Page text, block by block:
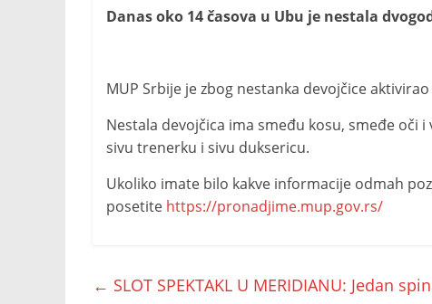
Danas oko 14 časova u Ubu je nestala
MUP Srbije je zbog nestanka devojčice
Nestala devojčica ima smeđu kosu, smeđe oči
sivu trenerku i sivu duksericu.
Ukoliko imate bilo kakve informacije odmah
posetite https://pronadjime.mup.gov.rs/
← SLOT SPEKTAKL U MERIDIANU: Jedan